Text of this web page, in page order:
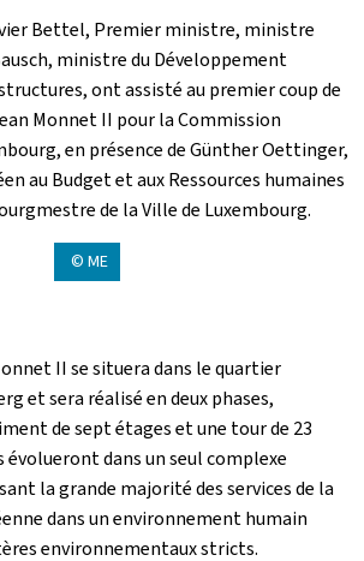
Bettel, Premier ministre, ministre
ministre du Développement
ont assisté au premier coup de
Monnet II pour la Commission
en présence de Günther Oettinger,
au Budget et aux Ressources humaines
de la Ville de Luxembourg.
© ME
II se situera dans le quartier
et sera réalisé en deux phases,
de sept étages et une tour de 23
évolueront dans un seul complexe
la grande majorité des services de la
dans un environnement humain
environnementaux stricts.